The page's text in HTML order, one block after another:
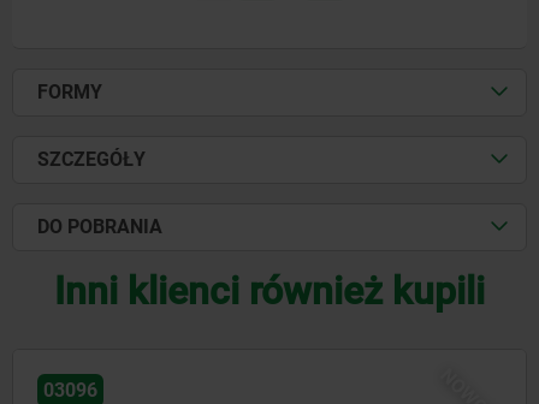
FORMY
SZCZEGÓŁY
DO POBRANIA
Inni klienci również kupili
03092